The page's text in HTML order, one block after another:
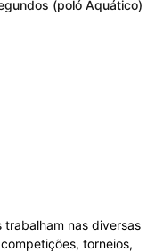
(poló Aquático)
trabalham nas diversas
torneios,